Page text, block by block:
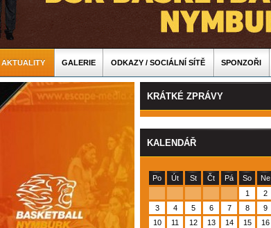
AKTUALITY GALERIE ODKAZY / SOCIÁLNÍ SÍTĚ SPONZOŘI
KRÁTKÉ ZPRÁVY
KALENDÁŘ
Po Út St Čt Pá So
Ne
1
2
3
4 5 6 7 8
9
10
11 12 13 14 15
16